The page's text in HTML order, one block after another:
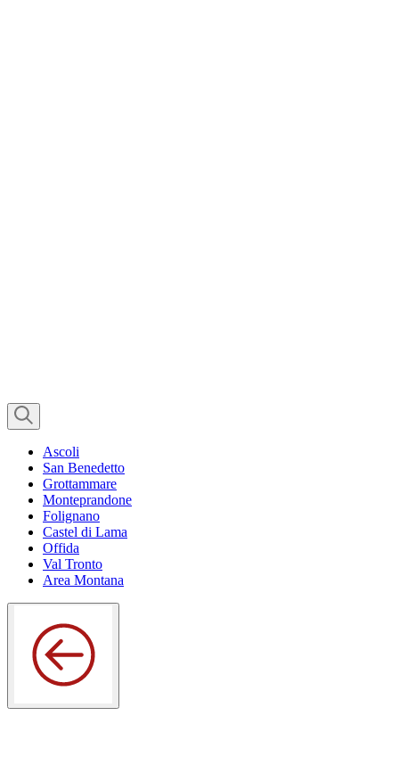
Ascoli
San Benedetto
Grottammare
Monteprandone
Folignano
Castel di Lama
Offida
Val Tronto
Area Montana